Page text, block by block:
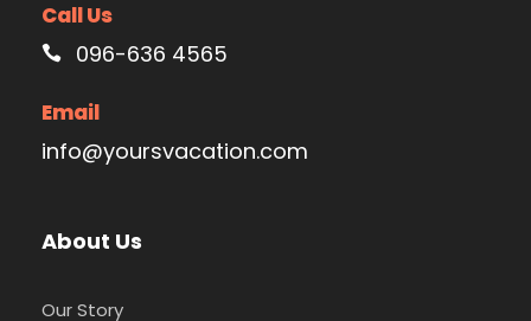
Call Us
096-636 4565
Email
info@yoursvacation.com
About Us
Our Story